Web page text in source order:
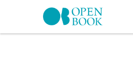
Skip to navigation